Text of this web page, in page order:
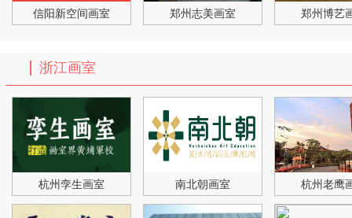
信阳新空间画室 郑州志美画室 郑州博艺
浙江画室
杭州孪生画室 南北朝画室 杭州老鹰